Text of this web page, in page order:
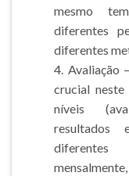
mesmo
diferentes
diferentes
4. Avaliação
crucial
níveis
resultados
diferentes